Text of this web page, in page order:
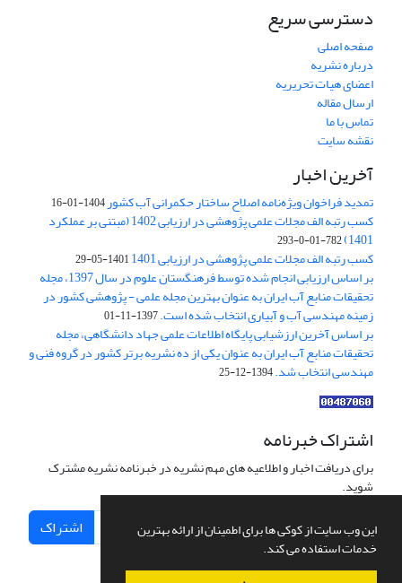
این وب سایت از کوکی ها برای اطمینان از ارائه بهترین
خدمات استفاده می کند.
دسترسی سریع
صفحه اصلی
درباره نشریه
اعضای هیات تحریریه
ارسال مقاله
تماس با ما
نقشه سایت
آخرین اخبار
تمدید فراخوان ویژه‌نامه اصلاح ساختار حکمرانی آب کشور1404-01-16
کسب رتبه الف مجلات علمی پژوهشی در ارزیابی 1402 (مبتنی بر عملکرد
1401)
782-01-0-293
کسب رتبه الف مجلات علمی پژوهشی در ارزیابی 1401 1401-05-29
بر اساس ارزیابی انجام شده توسط فرهنگستان علوم در سال 1397، مجله
تحقیقات منابع آب ایران به عنوان بهترین مجله علمی - پژوهشی کشور در
زمینه مهندسی آب و آبیاری انتخاب شده است.1397-11-01
بر اساس آخرین ارزشیابی پایگاه اطلاعات علمی جهاد دانشگاهی، مجله
تحقیقات منابع آب ایران به عنوان یکی از ده نشریه برتر کشور در گروه فنی و
مهندسی انتخاب شد.1394-12-25
اشتراک خبرنامه
برای دریافت اخبار و اطلاعیه های مهم نشریه در خبرنامه نشریه مشترک
شوید.
اشتراک